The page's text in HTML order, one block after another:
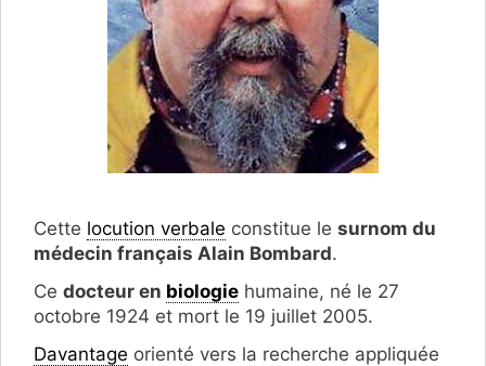
Cette locution verbale constitue le surnom du
médecin français Alain Bombard.
Ce docteur en biologie humaine, né le 27
octobre 1924 et mort le 19 juillet 2005.
Davantage orienté vers la recherche appliquée